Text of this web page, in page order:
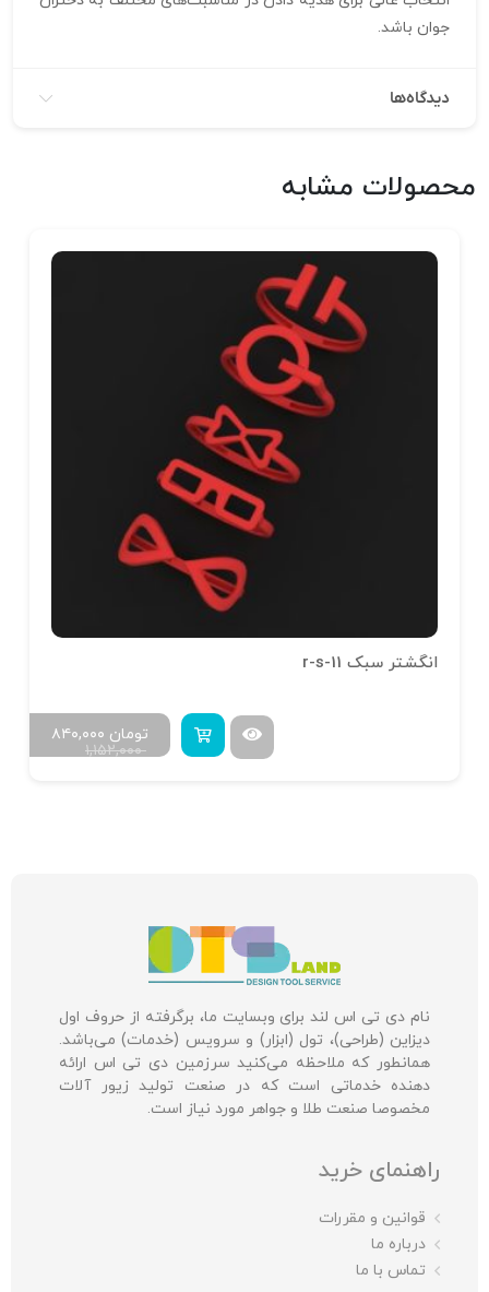
جوان باشد.
دیدگاه‌ها
محصولات مشابه
انگشتر سبک r-s-11
۱,۱۵۲,۰۰۰
۸۴۰,۰۰۰ تومان
نام دی تی اس لند برای وبسایت ما، برگرفته از حروف اول
دیزاین (طراحی)، تول (ابزار) و سرویس (خدمات) می‌باشد.
همانطور که ملاحظه می‌کنید سرزمین دی تی اس ارائه
دهنده خدماتی است که در صنعت تولید زیور آلات
مخصوصا صنعت طلا و جواهر مورد نیاز است.
راهنمای خرید
قوانین و مقررات
درباره ما
تماس با ما